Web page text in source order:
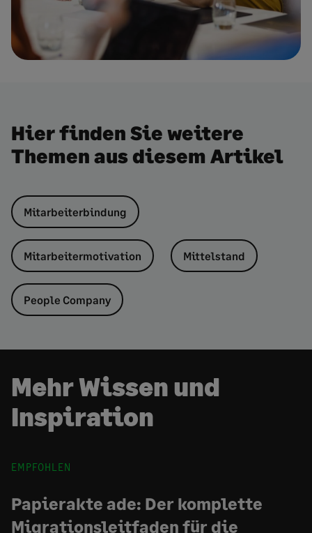
Hier finden Sie weitere
Themen aus diesem Artikel
Mitarbeiterbindung
Mitarbeitermotivation Mittelstand
People Company
Mehr Wissen und
Inspiration
EMPFOHLEN
Papierakte ade: Der komplette
Migrationsleitfaden für die